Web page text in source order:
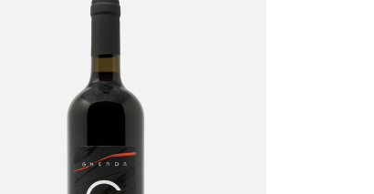
Refosco dal
Peduncolo Rosso